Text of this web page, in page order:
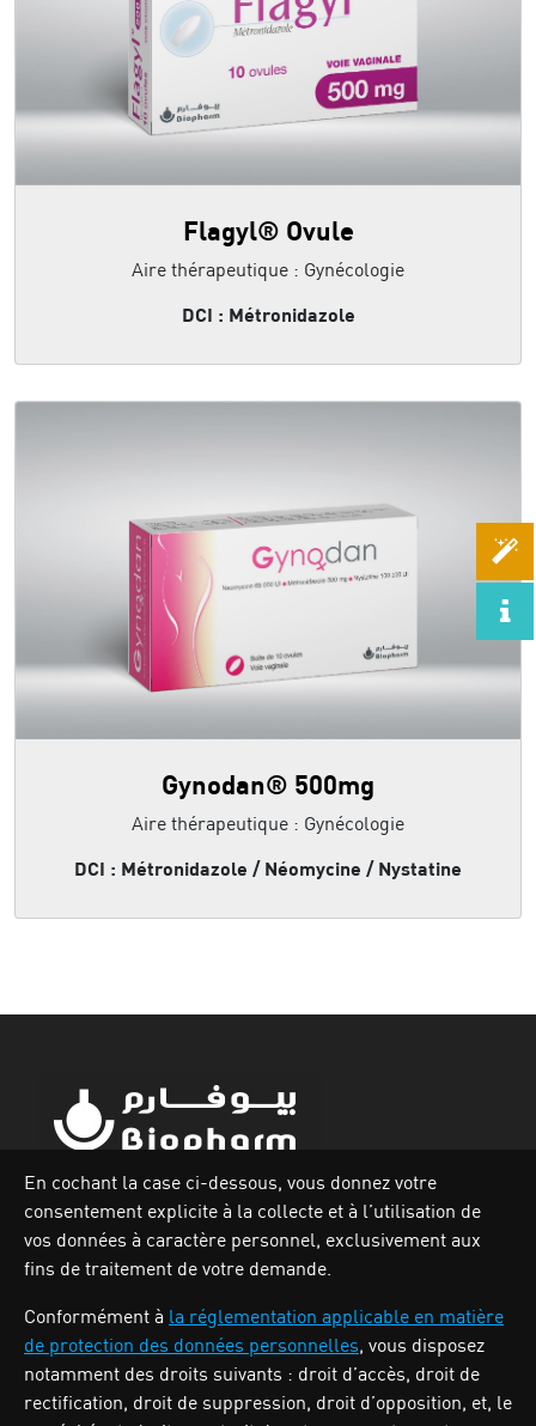
Flagyl® Ovule
Aire thérapeutique : Gynécologie
DCI : Métronidazole
Gynodan® 500mg
Aire thérapeutique : Gynécologie
DCI : Métronidazole / Néomycine / Nystatine
Zone industrielle Oued Smar,Lot N`62, Voie n36, Alger.
BIOPHARM
En cochant la case ci-dessous, vous donnez votre
consentement explicite à la collecte et à l’utilisation de
vos données à caractère personnel, exclusivement aux
fins de traitement de votre demande.
Conformément à la réglementation applicable en matière
de protection des données personnelles, vous disposez
notamment des droits suivants : droit d’accès, droit de
rectification, droit de suppression, droit d’opposition, et, le